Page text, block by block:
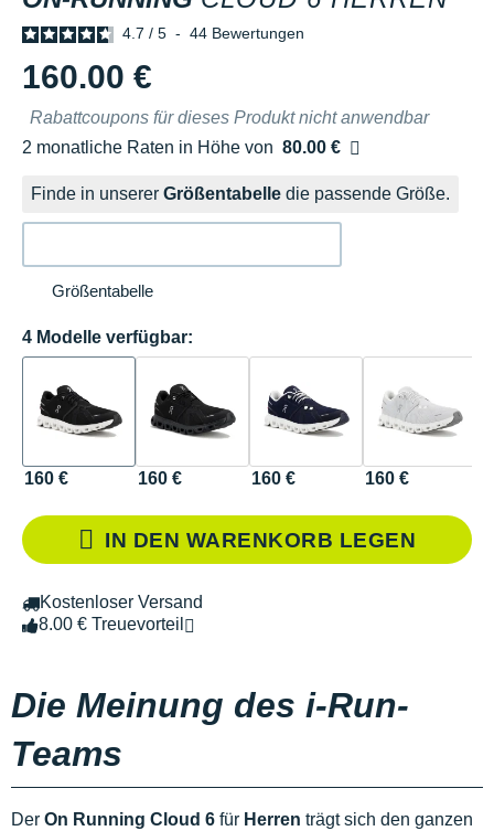
4.7 / 5 - 44 Bewertungen
160.00 €
Rabattcoupons für dieses Produkt nicht anwendbar
2 monatliche Raten in Höhe von 80.00 €
Ohne Zusatzkosten
Finde in unserer Größentabelle die passende Größe.
Größentabelle
4 Modelle verfügbar:
160 € 160 € 160 € 160 €
IN DEN WARENKORB LEGEN
Kostenloser Versand
8.00 € Treuevorteil
Die Meinung des i-Run-
Teams
Der On Running Cloud 6 für Herren trägt sich den ganzen